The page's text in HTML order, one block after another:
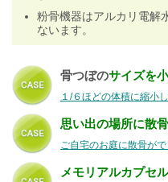
粉骨機器はアルカリ電解
ないます。
骨つぼのサイズを
１/６ほどの体積に縮小し
思い出の場所に散骨
ご自宅のお庭に散骨がで
メモリアルカプセル